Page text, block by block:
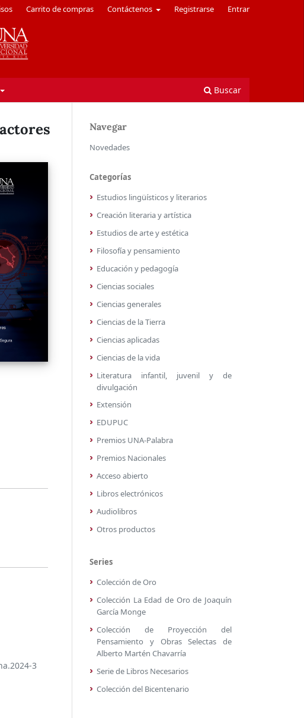
Buscar
Carrito de compras Contáctenos Registrarse Entrar
3
Navegar
Novedades
Categorías
Estudios lingüísticos y literarios
Creación literaria y artística
Estudios de arte y estética
Filosofía y pensamiento
Educación y pedagogía
Ciencias sociales
Ciencias generales
Ciencias de la Tierra
Ciencias aplicadas
Ciencias de la vida
Literatura infantil, juvenil y de
divulgación
Extensión
EDUPUC
Premios UNA-Palabra
Premios Nacionales
Acceso abierto
Libros electrónicos
Audiolibros
Otros productos
Series
Colección de Oro
Colección La Edad de Oro de Joaquín
García Monge
Colección de Proyección del
Pensamiento y Obras Selectas de
Alberto Martén Chavarría
Serie de Libros Necesarios
Colección del Bicentenario